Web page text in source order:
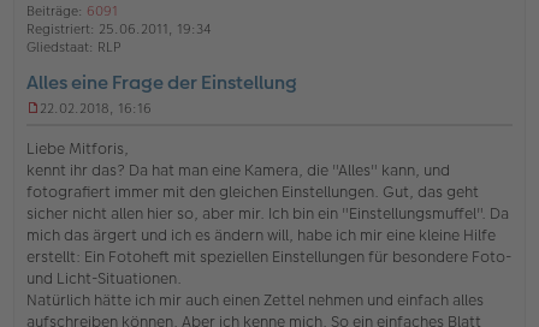
n
e
Beiträge: 6091
Registriert: 25.06.2011, 19:34
Gliedstaat: RLP
Alles eine Frage der Einstellung
g
e
l
e
s
n
e
r
B
22.02.2018, 16:16
Liebe Mitforis,
kennt ihr das? Da hat man eine Kamera, die "Alles" kann, und
fotografiert immer mit den gleichen Einstellungen. Gut, das geht
sicher nicht allen hier so, aber mir. Ich bin ein "Einstellungsmuffel". Da
mich das ärgert und ich es ändern will, habe ich mir eine kleine Hilfe
erstellt: Ein Fotoheft mit speziellen Einstellungen für besondere Foto-
und Licht-Situationen.
Natürlich hätte ich mir auch einen Zettel nehmen und einfach alles
aufschreiben können. Aber ich kenne mich. So ein einfaches Blatt